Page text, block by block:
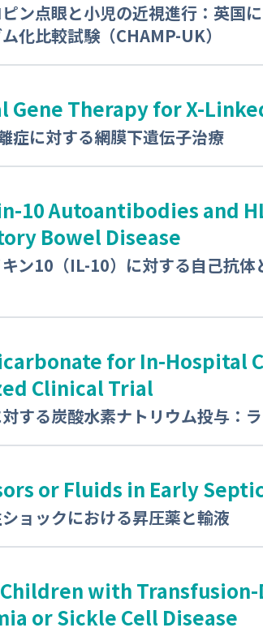
ン点眼と小児の近視進行：英国
化比較試験（CHAMP-UK）
Gene Therapy for X-
症に対する網膜下遺伝子治療
10 Autoantibodies and
Bowel Disease
ン10（IL-10）に対する自己抗
for In-Hospital
Clinical Trial
する炭酸水素ナトリウム投与：
or Fluids in Early
ョックにおける昇圧薬と輸液
Children with
or Sickle Cell Disease